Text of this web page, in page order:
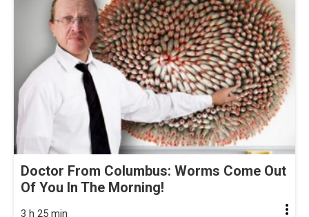
Doctor From Columbus: Worms Come Out
Of You In The Morning!
3 h 25 min